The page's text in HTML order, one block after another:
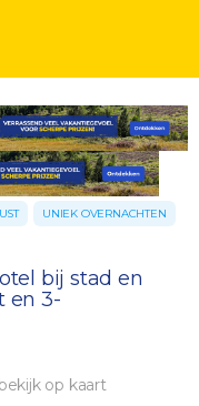
UNIEK OVERNACHTEN
bij stad en
en 3-
bekijk op kaart